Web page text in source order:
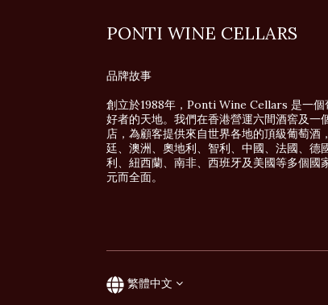
PONTI WINE CELLARS
品牌故事
創立於1988年，Ponti Wine Cellars 是一個
好者的天地。我們在香港營運六間酒窖及一
店，為顧客提供來自世界各地的頂級葡萄酒
廷、澳洲、奧地利、智利、中國、法國、德
利、紐西蘭、南非、西班牙及美國等多個國
元而全面。
繁體中文